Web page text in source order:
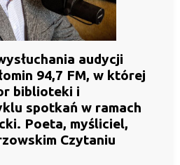
audycji
94,7 FM, w której
biblioteki i
spotkań w ramach
Poeta, myśliciel,
Czytaniu